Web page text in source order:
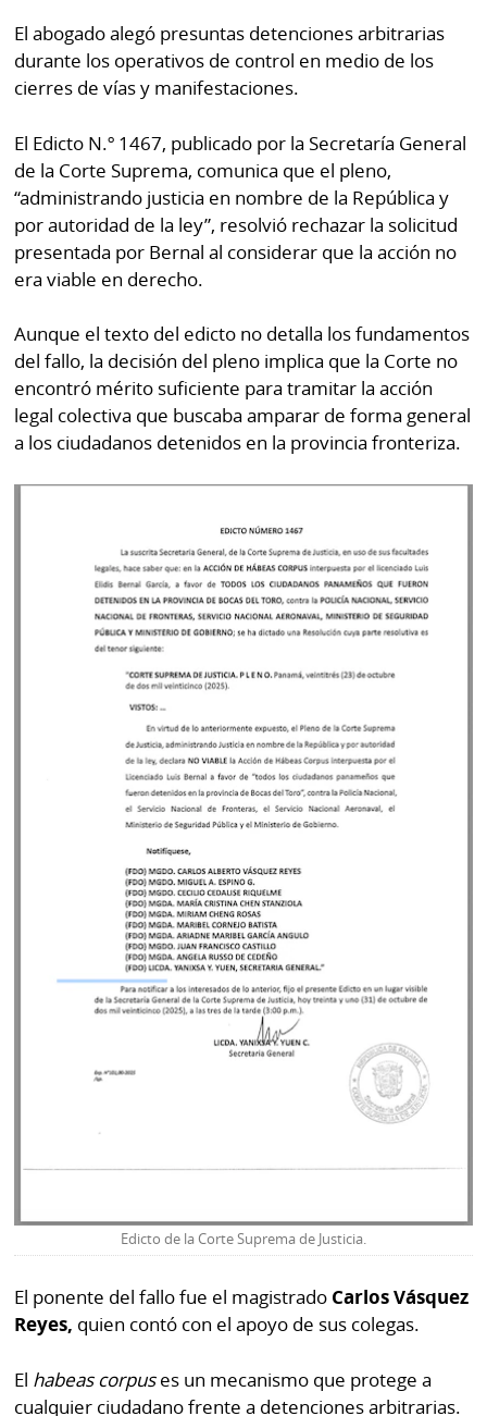
El abogado alegó presuntas detenciones arbitrarias
durante los operativos de control en medio de los
cierres de vías y manifestaciones.
El Edicto N.º 1467, publicado por la Secretaría General
de la Corte Suprema, comunica que el pleno,
“administrando justicia en nombre de la República y
por autoridad de la ley”, resolvió rechazar la solicitud
presentada por Bernal al considerar que la acción no
era viable en derecho.
Aunque el texto del edicto no detalla los fundamentos
del fallo, la decisión del pleno implica que la Corte no
encontró mérito suficiente para tramitar la acción
legal colectiva que buscaba amparar de forma general
a los ciudadanos detenidos en la provincia fronteriza.
Edicto de la Corte Suprema de Justicia.
El ponente del fallo fue el magistrado Carlos Vásquez
Reyes, quien contó con el apoyo de sus colegas.
El habeas corpuses un mecanismo que protege a
cualquier ciudadano frente a detenciones arbitrarias.